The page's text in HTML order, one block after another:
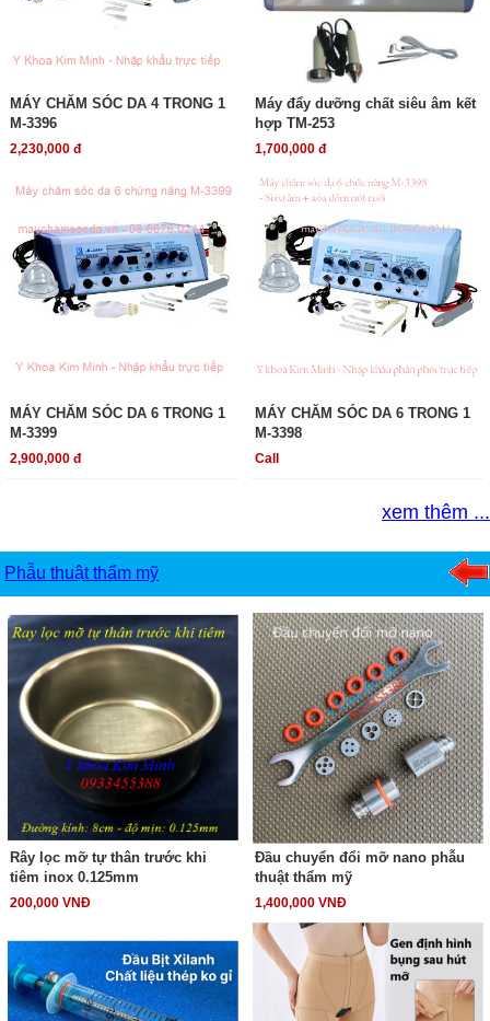
MÁY CHĂM SÓC DA 4 TRONG 1
M-3396
2,230,000 đ
Máy đẩy dưỡng chất siêu âm kết
hợp TM-253
1,700,000 đ
MÁY CHĂM SÓC DA 6 TRONG 1
M-3399
2,900,000 đ
MÁY CHĂM SÓC DA 6 TRONG 1
M-3398
Call
xem thêm ...
Phẫu thuật thẩm mỹ
Rây lọc mỡ tự thân trước khi
tiêm inox 0.125mm
200,000 VNĐ
Đầu chuyển đổi mỡ nano phẫu
thuật thẩm mỹ
1,400,000 VNĐ